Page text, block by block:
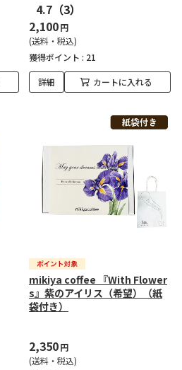
4.7 （3）
2,100円
(送料・税込)
獲得ポイント : 21
詳細 カートに入れる
mikiya coffee 『With Flower
s』紫のアイリス（希望）（紙
袋付き）
2,350円
(送料・税込)